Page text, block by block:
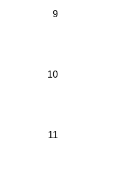
9
10
11